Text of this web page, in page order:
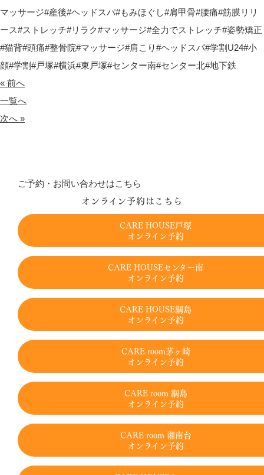
マッサージ#産後#ヘッドスパ#もみほぐし#肩甲骨#腰痛#筋膜リリ
ース#ストレッチ#リラク#マッサージ#全力でストレッチ#姿勢矯正
#猫背#頭痛#整骨院#マッサージ#肩こり#ヘッドスパ#学割U24#小
顔#学割#戸塚#横浜#東戸塚#センター南#センター北#地下鉄
« 前へ
一覧へ
次へ »
ご予約・お問い合わせはこちら
オンライン予約はこちら
CARE HOUSE戸塚
オンライン予約
CARE HOUSEセンター南
オンライン予約
CARE HOUSE綱島
オンライン予約
CARE room茅ヶ崎
オンライン予約
CARE room 綱島
オンライン予約
CARE room 湘南台
オンライン予約